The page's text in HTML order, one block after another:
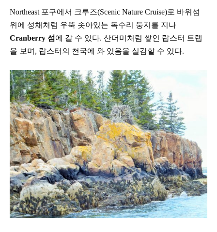
Northeast 포구에서 크루즈(Scenic Nature Cruise)로 바위섬
위에 성채처럼 우뚝 솟아있는 독수리 둥지를 지나
Cranberry 섬 에 갈 수 있다. 산더미처럼 쌓인 랍스터 트랩
을 보며 , 랍스터의 천국에 와 있음을 실감할 수 있다.